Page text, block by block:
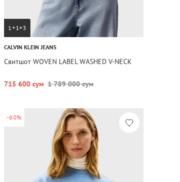
1+1=3
CALVIN KLEIN JEANS
Свитшот WOVEN LABEL WASHED V-NECK
715 600 сум 1 789 000 сум
-60%